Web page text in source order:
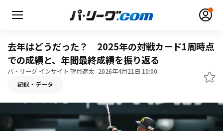
無料アカウント登録
HOME
去年はどうだった？ 2025年の対戦カード1周時点
での成績と、年間最終成績を振り返る
パ・リーグ インサイト 望月遼太 2026年4月21日 10:00
記録・データ